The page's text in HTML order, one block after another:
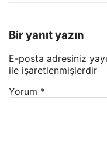
Bir yanıt yazın
E-posta adresiniz
ile işaretlenmişlerdir
Yorum *